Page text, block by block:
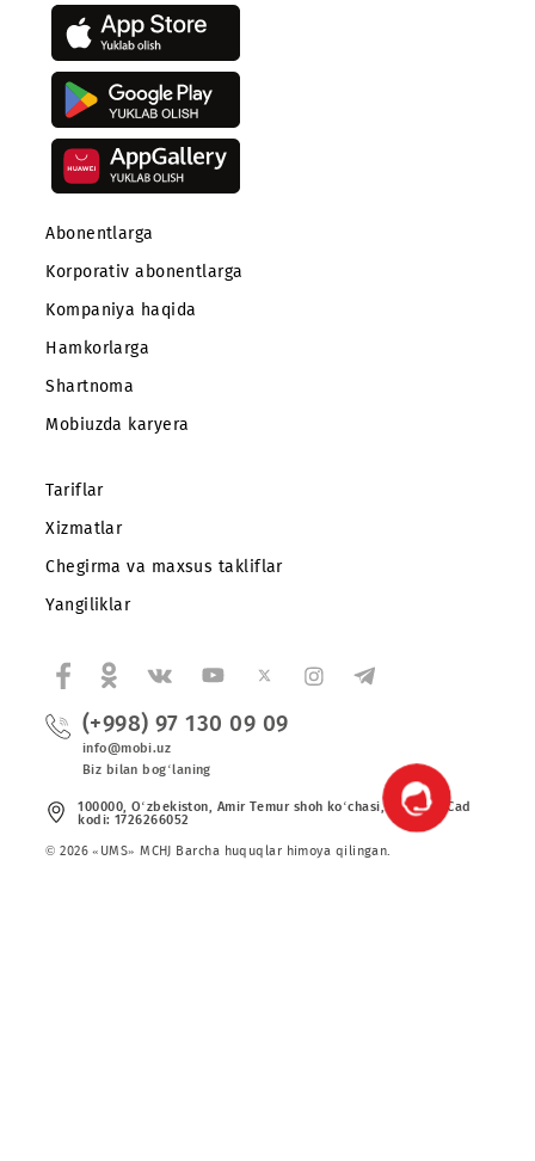
foydalanmaydigan kompaniyani tasavvur qilish
Shu tendensiyani hisobga olib, ko‘p
foydalanuvchilar bu sohadagi sinovdan o‘tgan
operatorlarini afzal bilishadi. UMS kompaniyasi
ishonchli yordamchisiga aylanishi va mijozlarga
mahsulotlar va betakror yechimlar taklif qilishi
Mobiuz ilovasini yuklab oling
Abonentlarga
Kompaniya haqida
Hamkorlarga
Shartnoma
Mobiuzda karyera